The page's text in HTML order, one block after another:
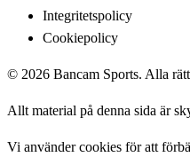
Integritetspolicy
Cookiepolicy
© 2026 Bancam Sports. Alla
Allt material på denna sida är
Vi använder cookies för att